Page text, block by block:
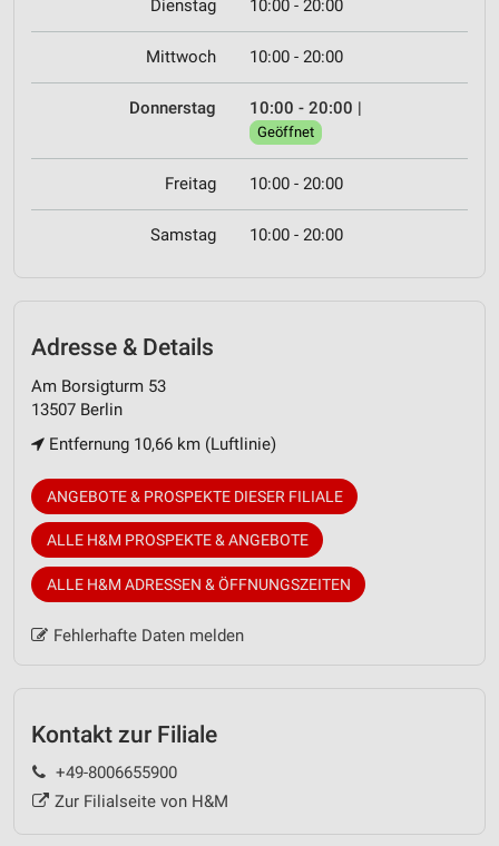
Dienstag 10:00 - 20:00
Mittwoch 10:00 - 20:00
Donnerstag 10:00 - 20:00 |
Geöffnet
Freitag 10:00 - 20:00
Samstag 10:00 - 20:00
Adresse & Details
Am Borsigturm 53
13507 Berlin
Entfernung 10,66 km (Luftlinie)
ANGEBOTE & PROSPEKTE DIESER FILIALE
ALLE H&M PROSPEKTE & ANGEBOTE
ALLE H&M ADRESSEN & ÖFFNUNGSZEITEN
Fehlerhafte Daten melden
Kontakt zur Filiale
+49-8006655900
Zur Filialseite von H&M